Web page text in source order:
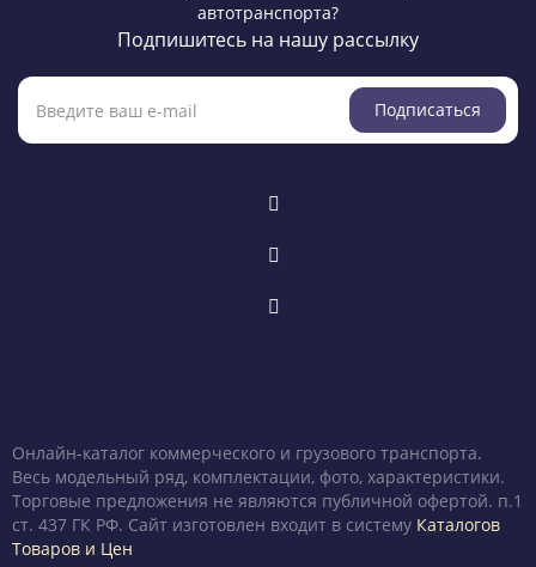
автотранспорта?
Подпишитесь на нашу рассылку
Подписаться
Онлайн-каталог коммерческого и грузового транспорта.
Весь модельный ряд, комплектации, фото, характеристики.
Торговые предложения не являются публичной офертой. п.1
ст. 437 ГК РФ. Сайт изготовлен входит в систему Каталогов
Товаров и Цен